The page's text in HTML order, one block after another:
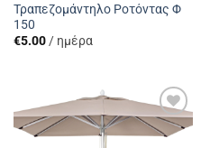
Τραπεζομάντηλο Ροτόντας Φ
150
€5.00/ ημέρα
Add to
Wishlist